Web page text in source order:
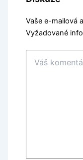
Vaše e-mailová
Vyžadované
komentář